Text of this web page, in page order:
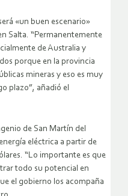
«un buen escenario»
Salta. “Permanentemente
de Australia y
porque en la provincia
mineras y eso es muy
plazo”, añadió el
de San Martín del
eléctrica a partir de
“Lo importante es que
todo su potencial en
el gobierno los acompaña